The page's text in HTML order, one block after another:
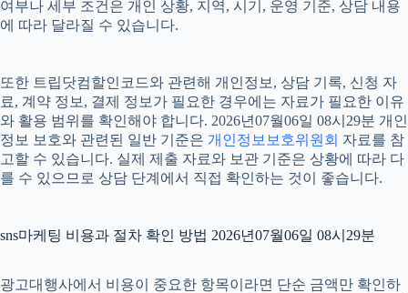
여부나 세부 조건은 개인 상황, 지역, 시기, 운영 기준, 상담 내용
에 따라 달라질 수 있습니다.
또한 트립닷컴할인코드와 관련해 개인정보, 상담 기록, 신청 자
료, 계약 정보, 결제 정보가 필요한 경우에는 자료가 필요한 이유
와 활용 범위를 확인해야 합니다. 2026년07월06일 08시29분 개인
정보 보호와 관련된 일반 기준은 개인정보보호위원회 자료를 참
고할 수 있습니다. 실제 제출 자료와 보관 기준은 상황에 따라 다
를 수 있으므로 상담 단계에서 직접 확인하는 것이 좋습니다.
sns마케팅 비용과 절차 확인 방법 2026년07월06일 08시29분
광고대행사에서 비용이 중요한 항목이라면 단순 금액만 확인하